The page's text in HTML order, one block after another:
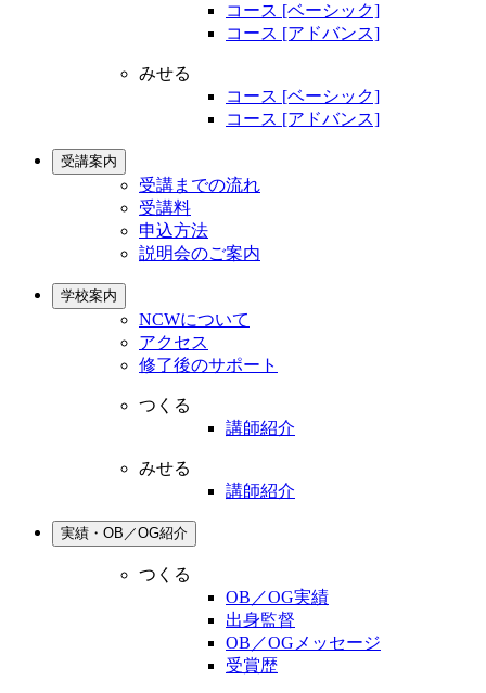
コース [ベーシック]
コース [アドバンス]
みせる
コース [ベーシック]
コース [アドバンス]
受講案内
受講までの流れ
受講料
申込方法
説明会のご案内
学校案内
NCWについて
アクセス
修了後のサポート
つくる
講師紹介
みせる
講師紹介
実績・OB／OG紹介
つくる
OB／OG実績
出身監督
OB／OGメッセージ
受賞歴